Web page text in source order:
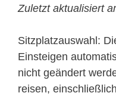
Zuletzt aktualisiert
Sitzplatzauswahl:
Einsteigen
nicht geändert
reisen,